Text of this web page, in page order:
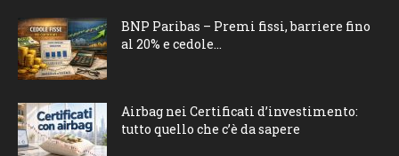
BNP Paribas – Premi fissi, barriere fino
al 20% e cedole...
Airbag nei Certificati d’investimento:
tutto quello che c’è da sapere